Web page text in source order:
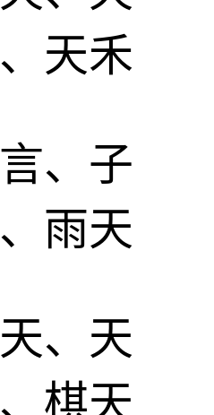
天禾
、子
雨天
、天
棋天